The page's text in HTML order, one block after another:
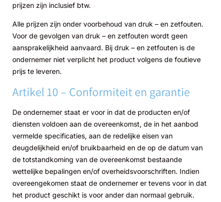
prijzen zijn inclusief btw.
Alle prijzen zijn onder voorbehoud van druk – en zetfouten.
Voor de gevolgen van druk – en zetfouten wordt geen
aansprakelijkheid aanvaard. Bij druk – en zetfouten is de
ondernemer niet verplicht het product volgens de foutieve
prijs te leveren.
Artikel 10 – Conformiteit en garantie
De ondernemer staat er voor in dat de producten en/of
diensten voldoen aan de overeenkomst, de in het aanbod
vermelde specificaties, aan de redelijke eisen van
deugdelijkheid en/of bruikbaarheid en de op de datum van
de totstandkoming van de overeenkomst bestaande
wettelijke bepalingen en/of overheidsvoorschriften. Indien
overeengekomen staat de ondernemer er tevens voor in dat
het product geschikt is voor ander dan normaal gebruik.